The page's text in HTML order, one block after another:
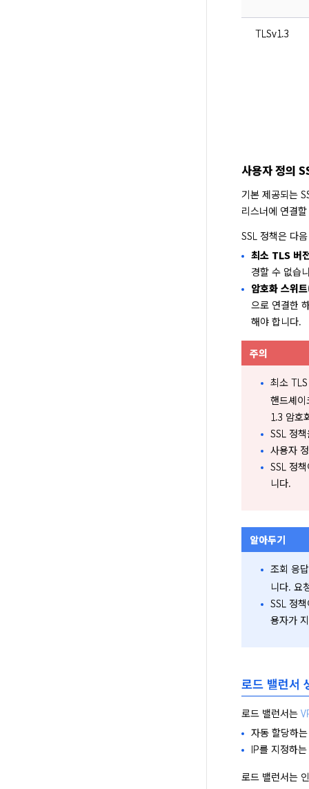
TLSv1.3
사용자 정의
기본 제공되는
리스너에 연결
SSL 정책은 다
최소 TLS
경할 수 없습
암호화 스위
으로 연결한
해야 합니다.
주의
최소
핸드셰
1.3 암호
SSL 정
사용자
SSL 정
니다.
알아두기
조회 응
니다. 요
SSL 정
용자가
로드 밸런서
로드 밸런서는
자동 할당하
IP를 지정하
로드 밸런서는